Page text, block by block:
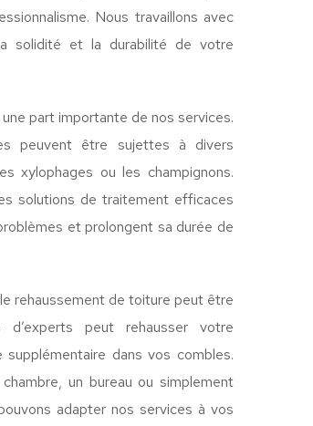
Nous travaillons avec
solidité et la durabilité de votre
part importante de nos services.
peuvent être sujettes à divers
xylophages ou les champignons.
solutions de traitement efficaces
et prolongent sa durée de
rehaussement de toiture peut être
peut rehausser votre
dans vos combles.
un bureau ou simplement
adapter nos services à vos